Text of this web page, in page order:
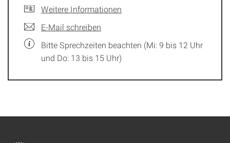
Weitere Informationen
E-Mail schreiben
Bitte Sprechzeiten beachten (Mi: 9 bis 12 Uhr
und Do: 13 bis 15 Uhr)